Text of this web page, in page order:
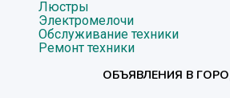
Люстры
Электромелочи
Обслуживание техники
Ремонт техники
ОБЪЯВЛЕНИЯ В